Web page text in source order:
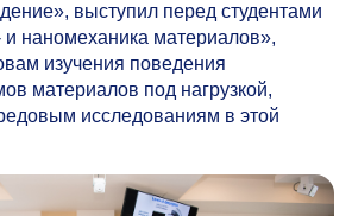
выступил перед студентами
наномеханика материалов»,
изучения поведения
материалов под нагрузкой,
исследованиям в этой